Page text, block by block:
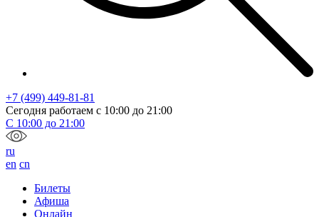
+7 (499) 449-81-81
Сегодня работаем с 10:00 до 21:00
С 10:00 до 21:00
ru
en cn
Билеты
Афиша
Онлайн